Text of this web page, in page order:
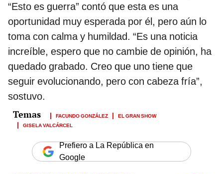
“Esto es guerra” contó que esta es una
oportunidad muy esperada por él, pero aún lo
toma con calma y humildad. “Es una noticia
increíble, espero que no cambie de opinión, ha
quedado grabado. Creo que uno tiene que
seguir evolucionando, pero con cabeza fría”,
sostuvo.
FACUNDO GONZÁLEZ
EL GRAN SHOW
GISELA VALCÁRCEL
Prefiero a La República en
Google